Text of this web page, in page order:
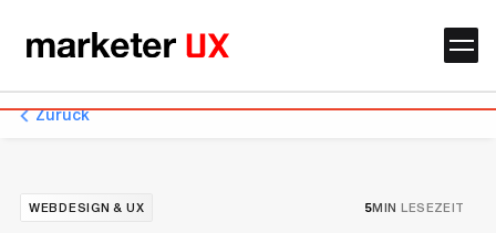
Zurück
WEBDESIGN & UX 5MIN LESEZEIT